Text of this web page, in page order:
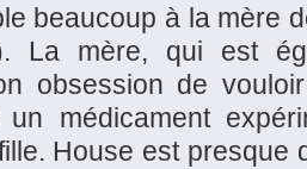
beaucoup à la mère
La mère, qui est
obsession de
un médicament
House est presque